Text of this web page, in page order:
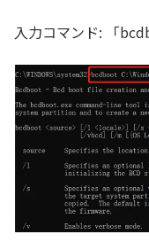
入力コマンド: 「